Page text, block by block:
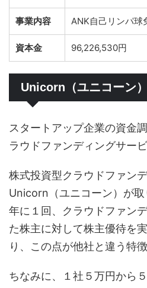
事業内容 ANK自己リンパ球
資本金 96,226,530円
Unicorn（ユニコーン
スタートアップ企業の資金
ラウドファンディングサービ
株式投資型クラウドファン
Unicorn（ユニコーン）が取
年に１回、クラウドファン
た株主に対して株主優待を
り、この点が他社と違う特
ちなみに、１社５万円から